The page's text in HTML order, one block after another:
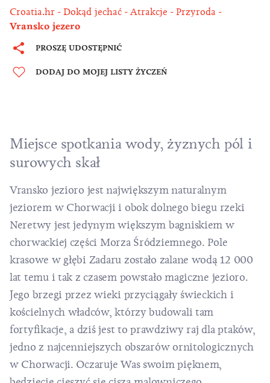
Croatia.hr Dokąd jechać Atrakcje Przyroda
Vransko jezero
PROSZĘ UDOSTĘPNIĆ
DODAJ DO MOJEJ LISTY ŻYCZEŃ
Miejsce spotkania wody, żyznych pól i
surowych skał
Vransko jezioro jest największym naturalnym
jeziorem w Chorwacji i obok dolnego biegu rzeki
Neretwy jest jedynym większym bagniskiem w
chorwackiej części Morza Śródziemnego. Pole
krasowe w głębi Zadaru zostało zalane wodą 12 000
lat temu i tak z czasem powstało magiczne jezioro.
Jego brzegi przez wieki przyciągały świeckich i
kościelnych władców, którzy budowali tam
fortyfikacje, a dziś jest to prawdziwy raj dla ptaków,
jedno z najcenniejszych obszarów ornitologicznych
w Chorwacji. Oczaruje Was swoim pięknem,